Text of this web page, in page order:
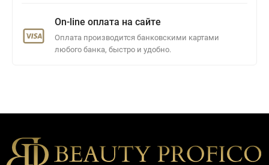
On-line оплата на сайте
Оплата производится банковскими картами
любого банка, быстро и удобно.